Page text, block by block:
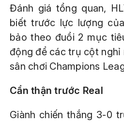
Đánh giá tổng quan,
biết trước lực lượng
bảo theo đuổi 2 mục
động để các trụ cột nghỉ
sân chơi Champions
Cẩn thận trước Real
Giành chiến thắng 3-0